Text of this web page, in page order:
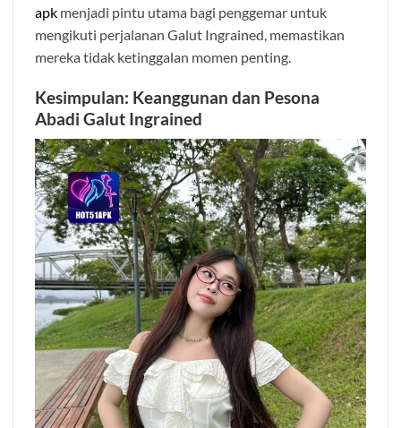
apk menjadi pintu utama bagi penggemar untuk
mengikuti perjalanan Galut Ingrained, memastikan
mereka tidak ketinggalan momen penting.
Kesimpulan: Keanggunan dan Pesona
Abadi Galut Ingrained